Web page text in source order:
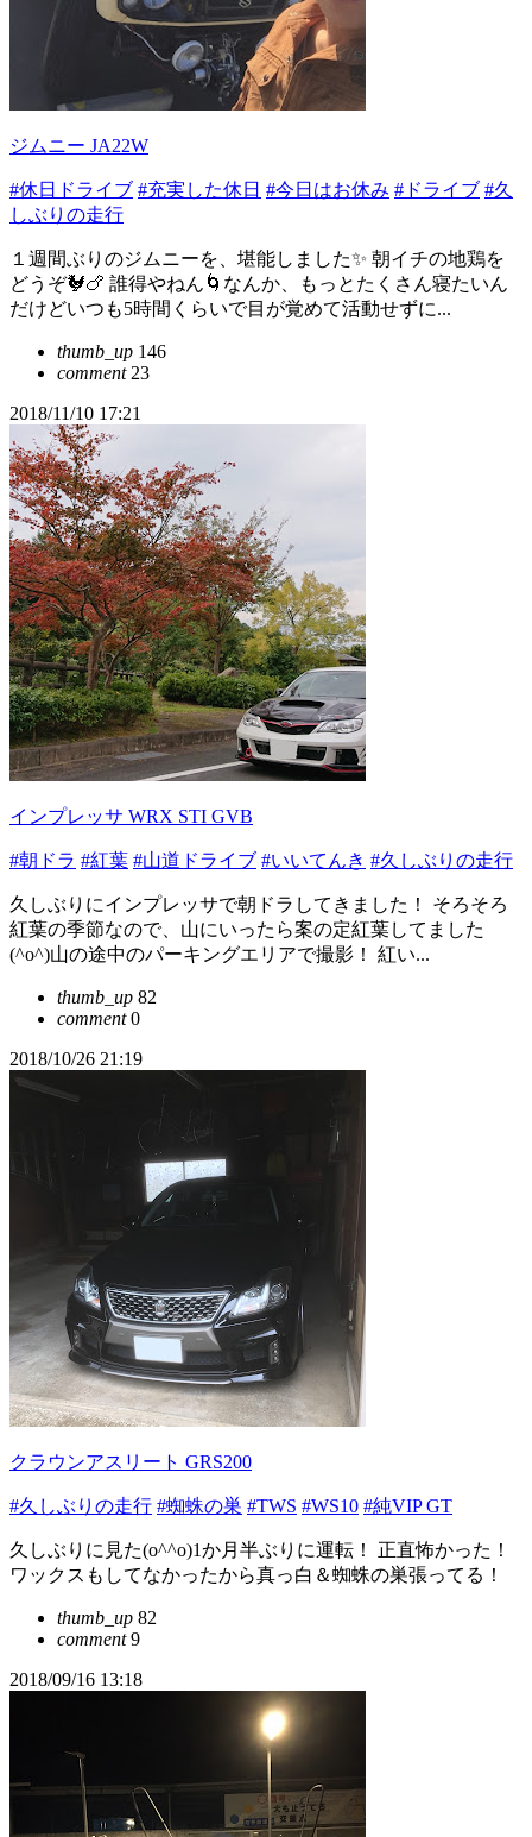
ジムニー JA22W
#休日ドライブ #充実した休日 #今日はお休み #ドライブ #久
しぶりの走行
１週間ぶりのジムニーを、堪能しました✨ 朝イチの地鶏を
どうぞ🐓🍗 誰得やねん🌀なんか、もっとたくさん寝たいん
だけどいつも5時間くらいで目が覚めて活動せずに...
thumb_up 146
comment23
2018/11/10 17:21
インプレッサ WRX STI GVB
#朝ドラ #紅葉 #山道ドライブ #いいてんき #久しぶりの走行
久しぶりにインプレッサで朝ドラしてきました！ そろそろ
紅葉の季節なので、山にいったら案の定紅葉してました
(^o^)山の途中のパーキングエリアで撮影！ 紅い...
thumb_up 82
comment0
2018/10/26 21:19
クラウンアスリート GRS200
#久しぶりの走行 #蜘蛛の巣 #TWS #WS10 #純VIP GT
久しぶりに見た(o^^o)1か月半ぶりに運転！ 正直怖かった！
ワックスもしてなかったから真っ白＆蜘蛛の巣張ってる！
thumb_up 82
comment9
2018/09/16 13:18